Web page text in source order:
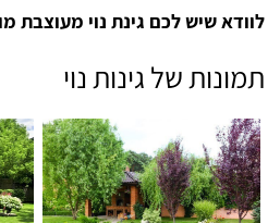
לוודא שיש לכם גינת נוי מעוצבת
תמונות של גינות נוי